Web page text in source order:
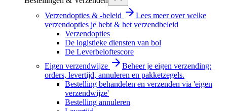
Verzendopties & -beleid
Lees meer over welke
verzendopties je hebt & het verzendbeleid
Verzendopties
De logistieke diensten van bol
De Leverbeloftescore
Eigen verzendwijze
Beheer je eigen verzending:
orders, levertijd, annuleren en pakketzegels.
Bestelling behandelen en verzenden via 'eigen
verzendwijze'
Bestelling annuleren